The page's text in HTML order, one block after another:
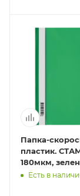
Папка-
пластик.
180мкм,
прозр. верхом
Есть в